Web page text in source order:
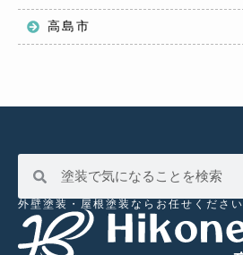
高島市
外壁塗装・屋根塗装ならお任せください